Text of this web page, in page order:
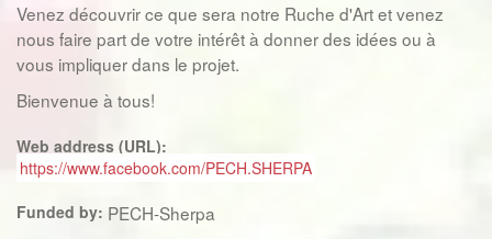
Venez découvrir ce que sera notre Ruche d'Art et venez
nous faire part de votre intérêt à donner des idées ou à
vous impliquer dans le projet.
Bienvenue à tous!
Web address (URL):
https://www.facebook.com/PECH.SHERPA
Funded by: PECH-Sherpa